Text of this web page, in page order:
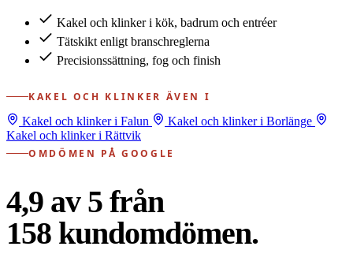
Kakel och klinker i kök, badrum och entréer
Tätskikt enligt branschreglerna
Precisionssättning, fog och finish
KAKEL OCH KLINKER ÄVEN I
Kakel och klinker i Falun
Kakel och klinker i Borlänge
Kakel och klinker i Rättvik
OMDÖMEN PÅ GOOGLE
4,9 av 5 från
158 kundomdömen.